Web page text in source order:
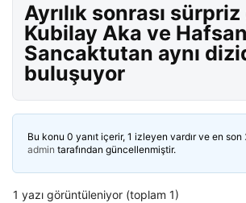
Ayrılık sonrası
Kubilay Aka ve
Sancaktutan aynı
buluşuyor
Bu konu 0 yanıt içerir, 1 izleyen vardır ve en son
admin tarafından güncellenmiştir.
1 yazı görüntüleniyor (toplam 1)